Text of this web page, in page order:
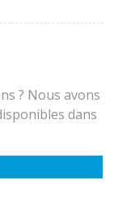
? Nous avons
dans